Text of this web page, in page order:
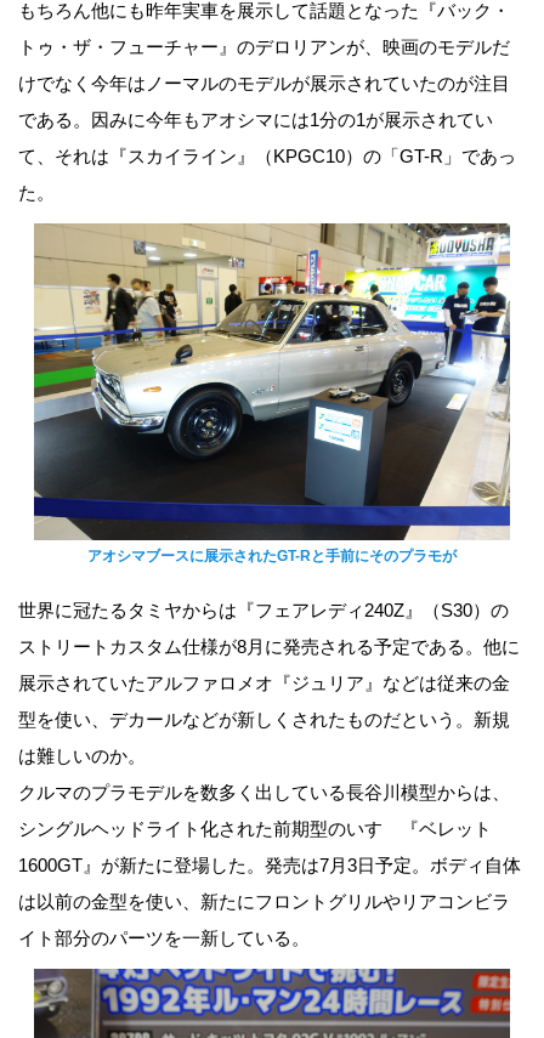
もちろん他にも昨年実車を展示して話題となった『バック・
トゥ・ザ・フューチャー』のデロリアンが、映画のモデルだ
けでなく今年はノーマルのモデルが展示されていたのが注目
である。因みに今年もアオシマには1分の1が展示されてい
て、それは『スカイライン』（KPGC10）の「GT-R」であっ
た。
アオシマブースに展示されたGT-Rと手前にそのプラモが
世界に冠たるタミヤからは『フェアレディ240Z』（S30）の
ストリートカスタム仕様が8月に発売される予定である。他に
展示されていたアルファロメオ『ジュリア』などは従来の金
型を使い、デカールなどが新しくされたものだという。新規
は難しいのか。
クルマのプラモデルを数多く出している長谷川模型からは、
シングルヘッドライト化された前期型のいすゞ『ベレット
1600GT』が新たに登場した。発売は7月3日予定。ボディ自体
は以前の金型を使い、新たにフロントグリルやリアコンビラ
イト部分のパーツを一新している。